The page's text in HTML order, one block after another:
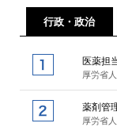
行政・政治
医薬担
厚労省
薬剤管
厚労省